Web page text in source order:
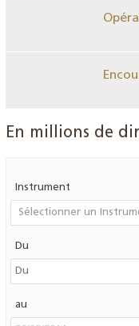
En millions de
Instrument
Du
au